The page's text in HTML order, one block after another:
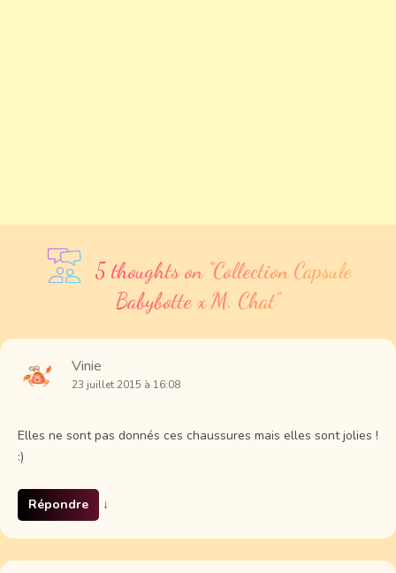
5 thoughts on “Collection Capsule
Babybotte x M. Chat”
Vinie
23 juillet 2015 à 16:08
Elles ne sont pas donnés ces chaussures mais elles sont jolies !
:)
Répondre ↓